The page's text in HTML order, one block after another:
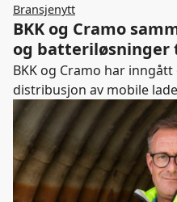
Bransjenytt
BKK og Cramo
og batteriløsninger
BKK og Cramo har
distribusjon av mobile
bruk på bygg- og